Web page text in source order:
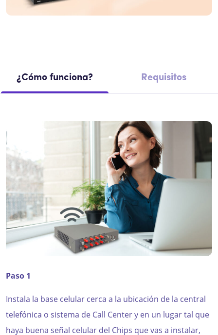
¿Cómo funciona? Requisitos
Paso 1
Instala la base celular cerca a la ubicación de la central
telefónica o sistema de Call Center y en un lugar tal que
haya buena señal celular del Chips que vas a instalar,